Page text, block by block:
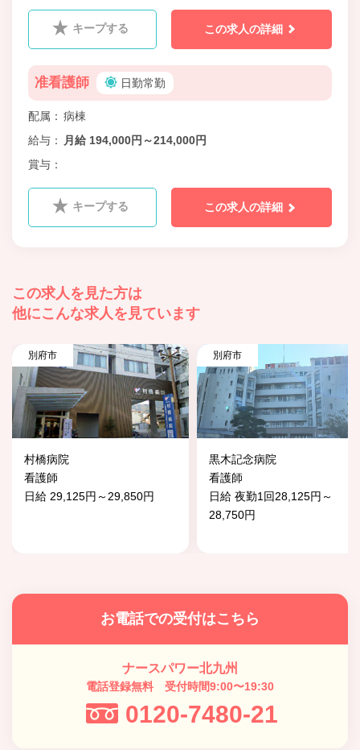
キープする この求人の詳細
准看護師 日勤常勤
配属
病棟
給与
月給 194,000円～214,000円
賞与
キープする この求人の詳細
この求人を見た方は
他にこんな求人を見ています
別府市
村橋病院
看護師
日給 29,125円～29,850円
別府市
黒木記念病院
看護師
日給 夜勤1回28,125円～
28,750円
お電話での受付はこちら
ナースパワー北九州
電話登録無料 受付時間9:00〜19:30
0120-7480-21